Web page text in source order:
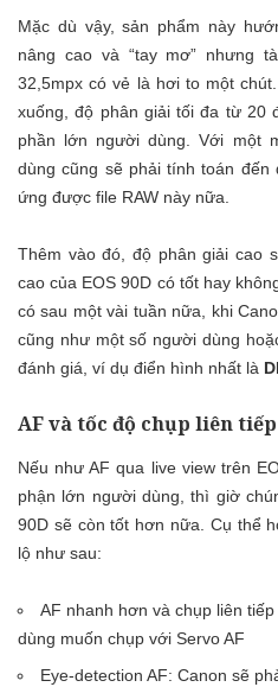
Mặc dù vậy, sản phẩm này
nâng cao và “tay mơ” nhưng
32,5mpx có vẻ là hơi to một
xuống, độ phân giải tối đa từ 20
phần lớn người dùng. Với một
dùng cũng sẽ phải tính toán
ứng được file RAW này nữa.
Thêm vào đó, độ phân giải cao
cao của EOS 90D có tốt hay
có sau một vài tuần nữa, khi
cũng như một số người dùng
đánh giá, ví dụ điển hình nhất là
AF và tốc độ chụp liên tiếp
Nếu như AF qua live view trên
phận lớn người dùng, thì giờ
90D sẽ còn tốt hơn nữa. Cụ thể
lộ như sau:
AF nhanh hơn và chụp liên
dùng muốn chụp với Servo AF
Eye-detection AF: Canon sẽ